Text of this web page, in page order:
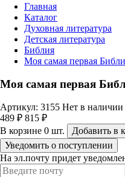
Главная
Каталог
Духовная литература
Детская литература
Библия
Моя самая первая
Моя самая первая
Артикул: 3155 Нет в наличии
489 ₽ 815 ₽
В корзине 0 шт. Добавить в
Уведомить о поступлении
На эл.почту придет